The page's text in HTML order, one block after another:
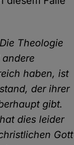
Theologie
haben, ist
der ihrer
gibt.
dies leider
Gott